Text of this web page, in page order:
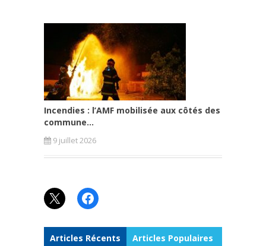
Incendies : l’AMF mobilisée aux côtés des
commune...
9 juillet 2026
X Facebook
Articles Récents Articles Populaires